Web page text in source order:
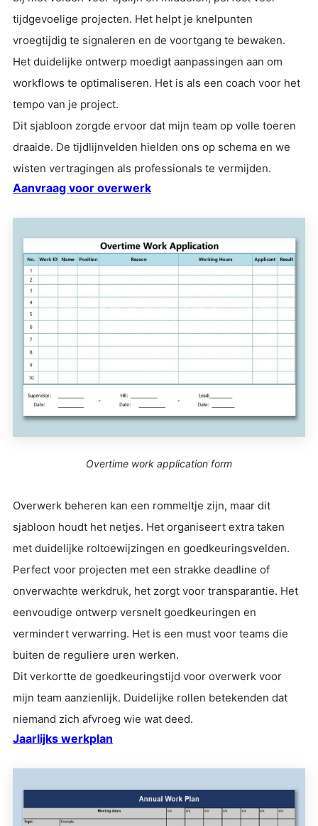
tijdgevoelige projecten. Het helpt je knelpunten
vroegtijdig te signaleren en de voortgang te bewaken.
Het duidelijke ontwerp moedigt aanpassingen aan om
workflows te optimaliseren. Het is als een coach voor het
tempo van je project.
Dit sjabloon zorgde ervoor dat mijn team op volle toeren
draaide. De tijdlijnvelden hielden ons op schema en we
wisten vertragingen als professionals te vermijden.
Aanvraag voor overwerk
Overtime work application form
Overwerk beheren kan een rommeltje zijn, maar dit
sjabloon houdt het netjes. Het organiseert extra taken
met duidelijke roltoewijzingen en goedkeuringsvelden.
Perfect voor projecten met een strakke deadline of
onverwachte werkdruk, het zorgt voor transparantie. Het
eenvoudige ontwerp versnelt goedkeuringen en
vermindert verwarring. Het is een must voor teams die
buiten de reguliere uren werken.
Dit verkortte de goedkeuringstijd voor overwerk voor
mijn team aanzienlijk. Duidelijke rollen betekenden dat
niemand zich afvroeg wie wat deed.
Jaarlijks werkplan